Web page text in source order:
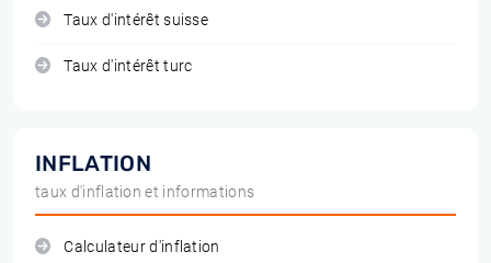
Taux d'intérêt suisse
Taux d'intérêt turc
INFLATION
taux d'inflation et informations
Calculateur d'inflation